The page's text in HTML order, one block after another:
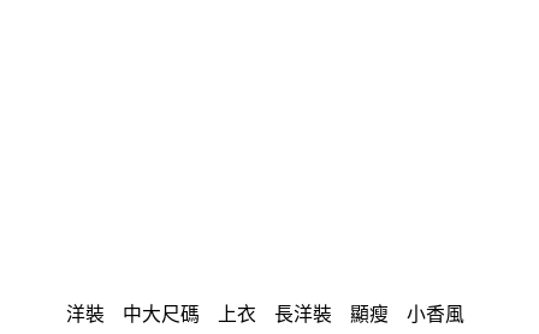
洋裝 中大尺碼 上衣 長洋裝 顯瘦 小香風